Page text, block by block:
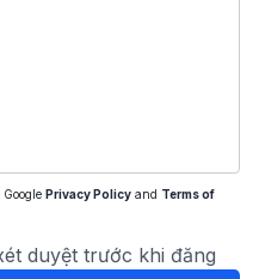
Privacy Policy and Terms of
duyệt trước khi đăng